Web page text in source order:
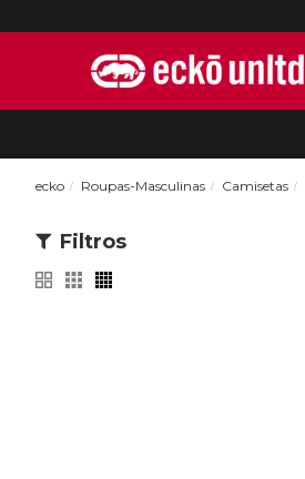
ecko Roupas-Masculinas Camisetas
Filtros